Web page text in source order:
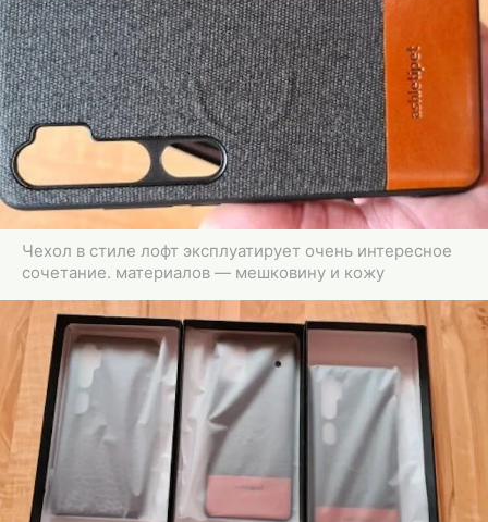
Чехол в стиле лофт эксплуатирует очень интересное
сочетание. материалов — мешковину и кожу